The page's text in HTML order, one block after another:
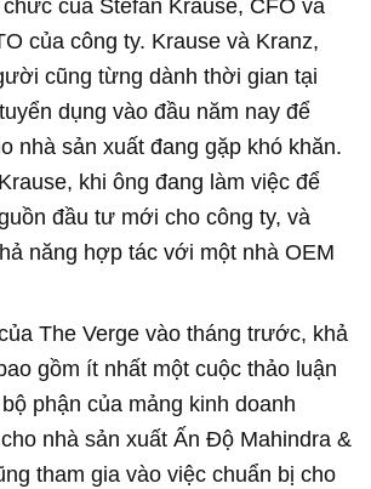
của Stefan Krause, CFO và
của công ty. Krause và Kranz,
cũng từng dành thời gian tại
dụng vào đầu năm nay để
nhà sản xuất đang gặp khó khăn.
khi ông đang làm việc để
đầu tư mới cho công ty, và
năng hợp tác với một nhà OEM
The Verge vào tháng trước, khả
gồm ít nhất một cuộc thảo luận
phận của mảng kinh doanh
nhà sản xuất Ấn Độ Mahindra &
tham gia vào việc chuẩn bị cho